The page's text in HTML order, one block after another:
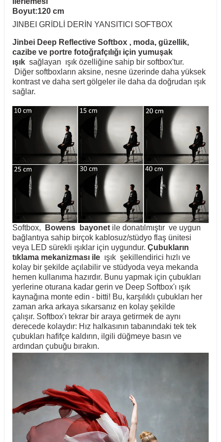
Boyut:120 cm
JINBEI GRİDLİ DERİN YANSITICI SOFTBOX
Jinbei Deep Reflective Softbox , moda, güzellik,
cazibe ve portre fotoğrafçılığı için yumuşak
ışık sağlayan ışık özelliğine sahip bir softbox'tur.
Diğer softboxların aksine, nesne üzerinde daha yüksek
kontrast ve daha sert gölgeler ile daha da doğrudan ışık
sağlar.
Softbox, Bowens bayonet ile donatılmıştır ve uygun
bağlantıya sahip birçok kablosuz/stüdyo flaş ünitesi
veya LED sürekli ışıklar için uygundur. Çubukların
tıklama mekanizması ile ışık şekillendirici hızlı ve
kolay bir şekilde açılabilir ve stüdyoda veya mekanda
hemen kullanıma hazırdır. Bunu yapmak için çubukları
yerlerine oturana kadar gerin ve Deep Softbox'ı ışık
kaynağına monte edin - bitti! Bu, karşılıklı çubukları her
zaman arka arkaya sıkarsanız en kolay şekilde
çalışır. Softbox'ı tekrar bir araya getirmek de aynı
derecede kolaydır: Hız halkasının tabanındaki tek tek
çubukları hafifçe kaldırın, ilgili düğmeye basın ve
ardından çubuğu bırakın.